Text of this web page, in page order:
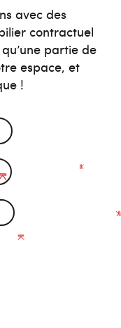
avec des
contractuel
partie de
espace, et
!